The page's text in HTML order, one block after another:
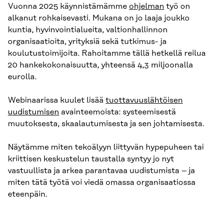
Vuonna 2025 käynnistämämme ohjelman työ on
alkanut rohkaisevasti. Mukana on jo laaja joukko
kuntia, hyvinvointialueita, valtionhallinnon
organisaatioita, yrityksiä sekä tutkimus- ja
koulutustoimijoita. Rahoitamme tällä hetkellä reilua
20 hankekokonaisuutta, yhteensä 4,3 miljoonalla
eurolla.
Webinaarissa kuulet lisää tuottavuuslähtöisen
uudistumisen avainteemoista: systeemisestä
muutoksesta, skaalautumisesta ja sen johtamisesta.
Näytämme miten tekoälyyn liittyvän hypepuheen tai
kriittisen keskustelun taustalla syntyy jo nyt
vastuullista ja arkea parantavaa uudistumista – ja
miten tätä työtä voi viedä omassa organisaatiossa
eteenpäin.